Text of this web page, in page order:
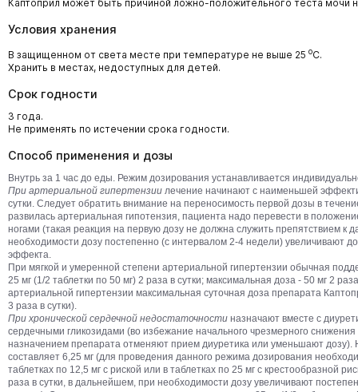
Каптоприл может быть причиной ложно-положительного теста мочи
Условия хранения
В защищенном от света месте при температуре не выше 25 оС.
Хранить в местах, недоступных для детей.
Срок годности
3 года.
Не применять по истечении срока годности.
Способ применения и дозы
Внутрь за 1 час до еды. Режим дозирования устанавливается
При артериальной гипертензии лечение начинают с наименьшей
сутки. Следует обратить внимание на переносимость первой дозы в
развилась артериальная гипотензия, пациента надо перевести в
ногами (такая реакция на первую дозу не должна служить препятствием к
необходимости дозу постепенно (с интервалом 2-4 недели) увеличивают
эффекта.
При мягкой и умеренной степени артериальной гипертензии обычная
25 мг (1/2 таблетки по 50 мг) 2 раза в сутки; максимальная доза - 50 мг 2
артериальной гипертензии максимальная суточная доза препарата
3 раза в сутки).
При хронической сердечной недостаточности назначают вместе с
сердечными гликозидами (во избежание начального чрезмерного
назначением препарата отменяют прием диуретика или уменьшают дозу).
составляет 6,25 мг (для проведения данного режима дозирования
таблетках по 12,5 мг с риской или в таблетках по 25 мг с крестообразной
раза в сутки, в дальнейшем, при необходимости дозу увеличивают